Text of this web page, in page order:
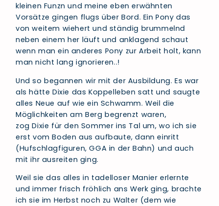
kleinen Funzn und meine eben erwähnten
Vorsätze gingen flugs über Bord. Ein Pony das
von weitem wiehert und ständig brummelnd
neben einem her läuft und anklagend schaut
wenn man ein anderes Pony zur Arbeit holt, kann
man nicht lang ignorieren..!
Und so begannen wir mit der Ausbildung. Es war
als hätte Dixie das Koppelleben satt und saugte
alles Neue auf wie ein Schwamm. Weil die
Möglichkeiten am Berg begrenzt waren,
zog Dixie für den Sommer ins Tal um, wo ich sie
erst vom Boden aus aufbaute, dann einritt
(Hufschlagfiguren, GGA in der Bahn) und auch
mit ihr ausreiten ging.
Weil sie das alles in tadelloser Manier erlernte
und immer frisch fröhlich ans Werk ging, brachte
ich sie im Herbst noch zu Walter (dem wie